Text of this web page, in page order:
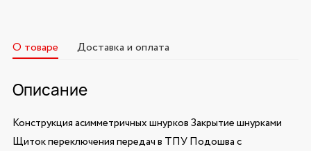
О товаре Доставка и оплата
Описание
Конструкция асимметричных шнурков Закрытие шнурками
Щиток переключения передач в ТПУ Подошва с